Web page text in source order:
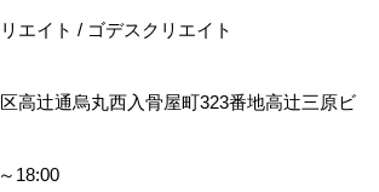
エイト / ゴデスクリエイト
高辻通烏丸西入骨屋町323番地高辻三原ビ
18:00